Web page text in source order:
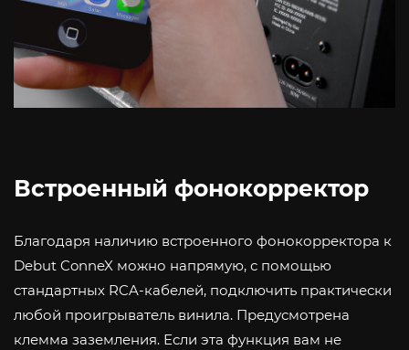
Встроенный фонокорректор
Благодаря наличию встроенного фонокорректора к
Debut ConneX можно напрямую, с помощью
стандартных RCA-кабелей, подключить практически
любой проигрыватель винила. Предусмотрена
клемма заземления. Если эта функция вам не